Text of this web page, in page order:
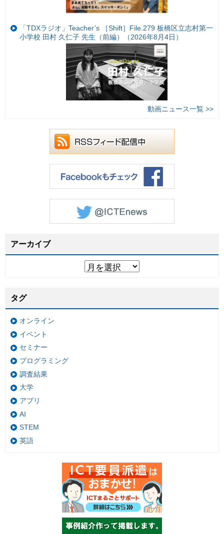
「TDXラジオ」Teacher’s ［Shift］File.279 板橋区立志村第一
小学校 田村 久仁子 先生（前編）（2026年8月4日）
動画ニュース一覧 >>
アーカイブ
タグ
オンライン
イベント
セミナー
プログラミング
調査結果
大学
アプリ
AI
STEM
英語